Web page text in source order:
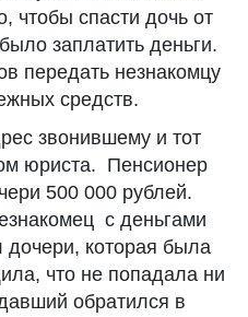
чтобы спасти дочь от
заплатить деньги.
передать незнакомцу
средств.
звонившему и тот
юриста. Пенсионер
500 000 рублей.
с деньгами
которая была
что не попадала ни
обратился в